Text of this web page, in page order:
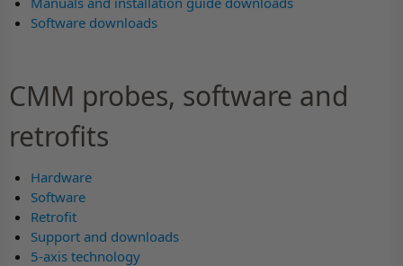
Software downloads
CMM probes, software and
retrofits
Hardware
Software
Retrofit
Support and downloads
5-axis technology